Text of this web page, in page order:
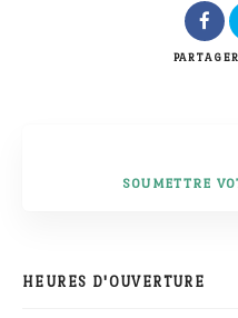
PARTAGER
SOUMETTRE
HEURES D'OUVERTURE